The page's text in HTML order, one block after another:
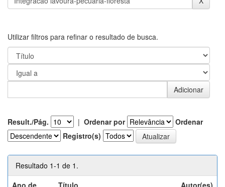
Utilizar filtros para refinar o resultado de busca.
Result./Pág. | Ordenar por
Ordenar
Registro(s)
Resultado 1-1 de 1.
Ano de
Título Autor(es)